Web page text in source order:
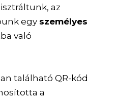
az
egy személyes
való
található QR-kód
a